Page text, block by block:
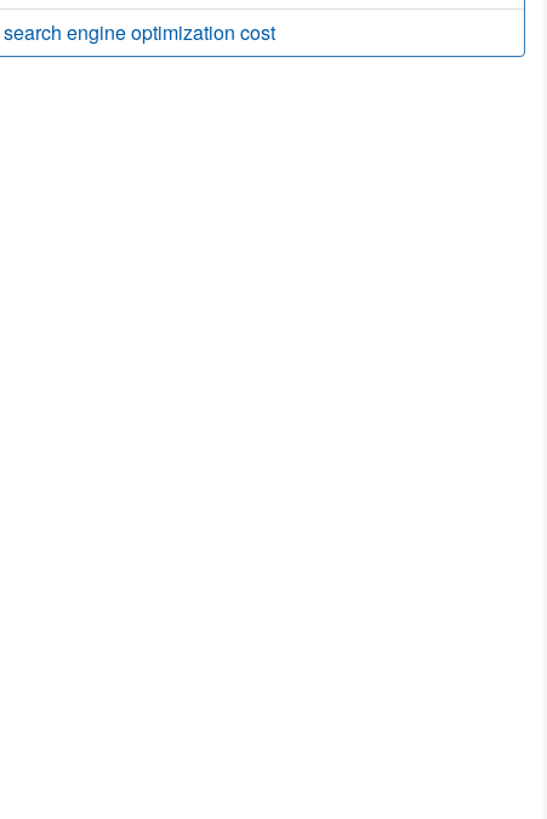
search engine optimization cost